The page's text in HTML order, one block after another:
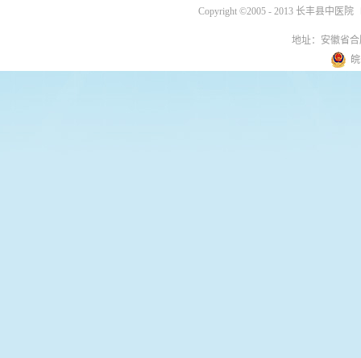
Copyright ©2005 - 2013 长丰县中医院
地址：安徽省